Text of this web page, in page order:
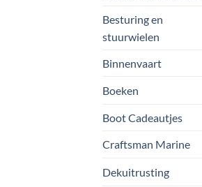
Besturing en
stuurwielen
Binnenvaart
Boeken
Boot Cadeautjes
Craftsman Marine
Dekuitrusting